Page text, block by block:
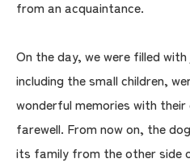
from an acquaintance.
On the day, we were filled
including the small children,
wonderful memories with
farewell. From now on, the
its family from the other side